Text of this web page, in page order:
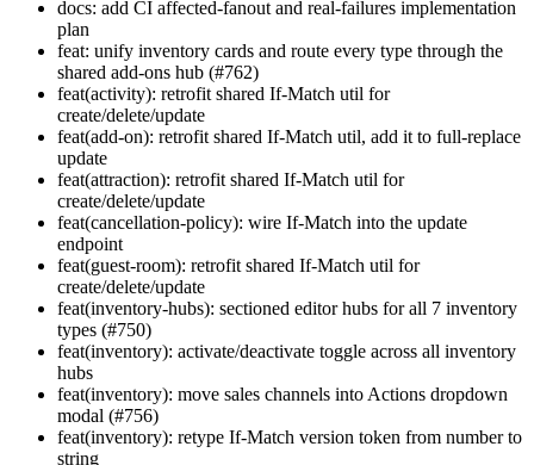
docs: add CI affected-fanout and real-failures implementation
plan
feat: unify inventory cards and route every type through the
shared add-ons hub (#762)
feat(activity): retrofit shared If-Match util for
create/delete/update
feat(add-on): retrofit shared If-Match util, add it to full-replace
update
feat(attraction): retrofit shared If-Match util for
create/delete/update
feat(cancellation-policy): wire If-Match into the update
endpoint
feat(guest-room): retrofit shared If-Match util for
create/delete/update
feat(inventory-hubs): sectioned editor hubs for all 7 inventory
types (#750)
feat(inventory): activate/deactivate toggle across all inventory
hubs
feat(inventory): move sales channels into Actions dropdown
modal (#756)
feat(inventory): retype If-Match version token from number to
string